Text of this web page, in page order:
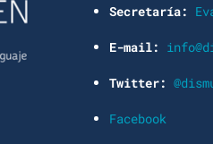
Secretaría:
E-mail:
Twitter:
Facebook